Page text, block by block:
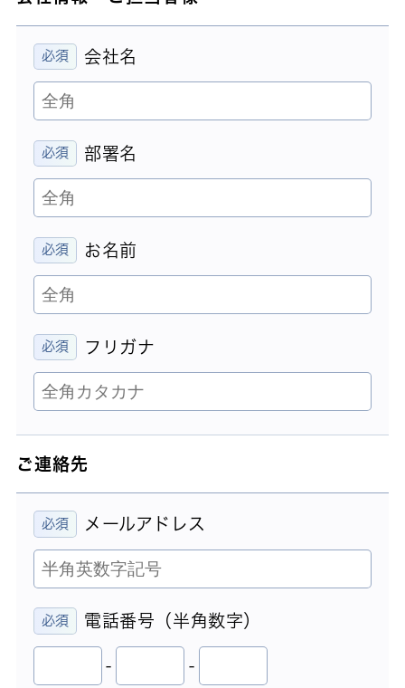
会社名
部署名
お名前
フリガナ
ご連絡先
メールアドレス
電話番号（半角数字）
- -